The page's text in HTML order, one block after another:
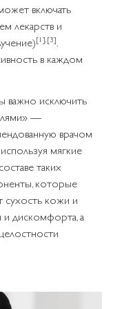
включать
лекарств и
[1],[3]
в каждом
важно исключить
—
врачом
мягкие
таких
которые
сухость кожи и
и дискомфорта, а